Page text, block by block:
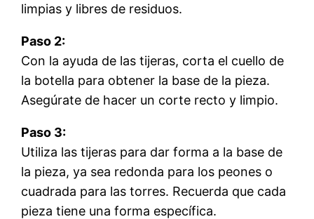
limpias y libres de residuos.
Paso 2:
Con la ayuda de las tijeras, corta el cuello de
la botella para obtener la base de la pieza.
Asegúrate de hacer un corte recto y limpio.
Paso 3:
Utiliza las tijeras para dar forma a la base de
la pieza, ya sea redonda para los peones o
cuadrada para las torres. Recuerda que cada
pieza tiene una forma específica.